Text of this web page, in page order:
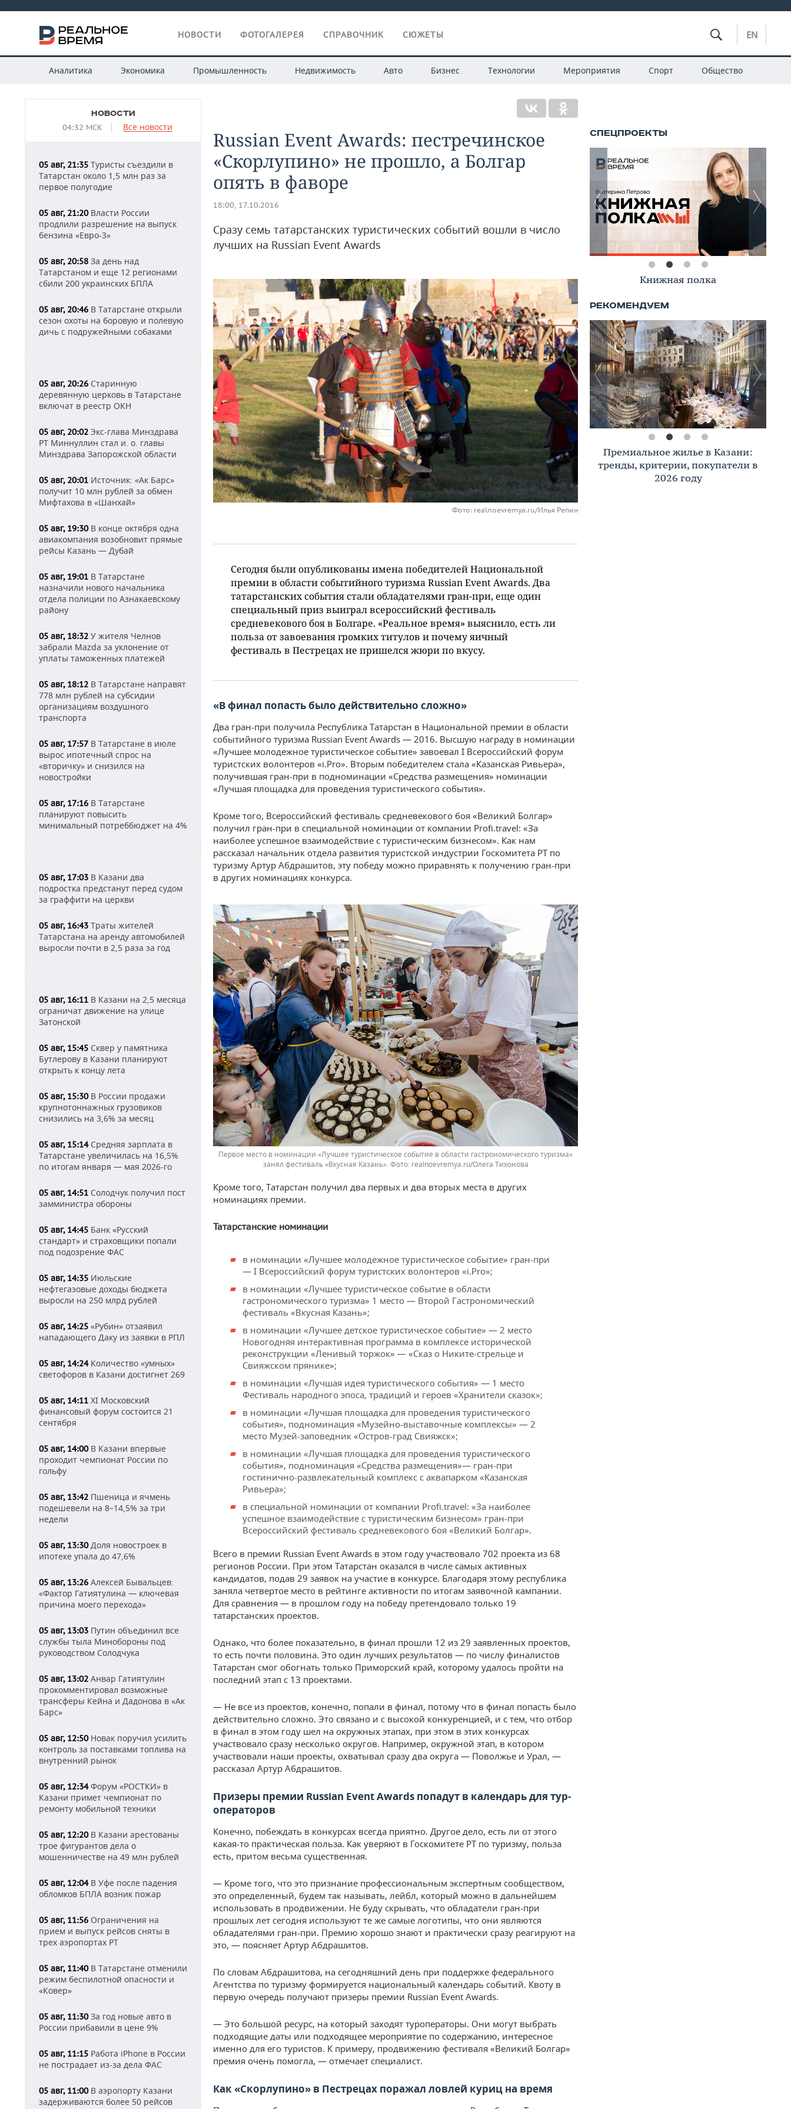
НОВОСТИ ФОТОГАЛЕРЕЯ СПРАВОЧНИК СЮЖЕТЫ EN
Аналитика Экономика Промышленность Недвижимость Авто Бизнес Технологии Мероприятия Спорт Общество
НОВОСТИ
04:32 МСК Все новости
05 авг, 21:35 Туристы съездили в
Татарстан около 1,5 млн раз за
первое полугодие
05 авг, 21:20Власти России
продлили разрешение на выпуск
бензина «Евро-3»
05 авг, 20:58 За день над
Татарстаном и еще 12 регионами
сбили 200 украинских БПЛА
05 авг, 20:46 В Татарстане открыли
сезон охоты на боровую и полевую
дичь с подружейными собаками
05 авг, 20:26 Старинную
деревянную церковь в Татарстане
включат в реестр ОКН
05 авг, 20:02 Экс-глава Минздрава
РТ Миннуллин стал и. о. главы
Минздрава Запорожской области
05 авг, 20:01 Источник: «Ак Барс»
получит 10 млн рублей за обмен
Мифтахова в «Шанхай»
05 авг, 19:30В конце октября одна
авиакомпания возобновит прямые
рейсы Казань — Дубай
05 авг, 19:01 В Татарстане
назначили нового начальника
отдела полиции по Азнакаевскому
району
05 авг, 18:32 У жителя Челнов
забрали Mazda за уклонение от
уплаты таможенных платежей
05 авг, 18:12 В Татарстане направят
778 млн рублей на субсидии
организациям воздушного
транспорта
05 авг, 17:57 В Татарстане в июле
вырос ипотечный спрос на
«вторичку» и снизился на
новостройки
05 авг, 17:16 В Татарстане
планируют повысить
минимальный потреббюджет на 4%
05 авг, 17:03 В Казани два
подростка предстанут перед судом
за граффити на церкви
05 авг, 16:43 Траты жителей
Татарстана на аренду автомобилей
выросли почти в 2,5 раза за год
05 авг, 16:11 В Казани на 2,5 месяца
ограничат движение на улице
Затонской
05 авг, 15:45 Сквер у памятника
Бутлерову в Казани планируют
открыть к концу лета
05 авг, 15:30В России продажи
крупнотоннажных грузовиков
снизились на 3,6% за месяц
05 авг, 15:14Средняя зарплата в
Татарстане увеличилась на 16,5%
по итогам января — мая 2026-го
05 авг, 14:51 Солодчук получил пост
замминистра обороны
05 авг, 14:45 Банк «Русский
стандарт» и страховщики попали
под подозрение ФАС
05 авг, 14:35 Июльские
нефтегазовые доходы бюджета
выросли на 250 млрд рублей
05 авг, 14:25 «Рубин» отзаявил
нападающего Даку из заявки в РПЛ
05 авг, 14:24Количество «умных»
светофоров в Казани достигнет 269
05 авг, 14:11 XI Московский
финансовый форум состоится 21
сентября
05 авг, 14:00В Казани впервые
проходит чемпионат России по
гольфу
05 авг, 13:42 Пшеница и ячмень
подешевели на 8–14,5% за три
недели
05 авг, 13:30Доля новостроек в
ипотеке упала до 47,6%
05 авг, 13:26 Алексей Бывальцев:
«Фактор Гатиятулина — ключевая
причина моего перехода»
05 авг, 13:03 Путин объединил все
службы тыла Минобороны под
руководством Солодчука
05 авг, 13:02 Анвар Гатиятулин
прокомментировал возможные
трансферы Кейна и Дадонова в «Ак
Барс»
05 авг, 12:50Новак поручил усилить
контроль за поставками топлива на
внутренний рынок
05 авг, 12:34Форум «РОСТКИ» в
Казани примет чемпионат по
ремонту мобильной техники
05 авг, 12:20В Казани арестованы
трое фигурантов дела о
мошенничестве на 49 млн рублей
05 авг, 12:04В Уфе после падения
обломков БПЛА возник пожар
05 авг, 11:56 Ограничения на
прием и выпуск рейсов сняты в
трех аэропортах РТ
05 авг, 11:40В Татарстане отменили
режим беспилотной опасности и
«Ковер»
05 авг, 11:30За год новые авто в
России прибавили в цене 9%
05 авг, 11:15 Работа iPhone в России
не пострадает из-за дела ФАС
05 авг, 11:00В аэропорту Казани
задерживаются более 50 рейсов
Russian Event Awards: пестречинское
«Скорлупино» не прошло, а Болгар
опять в фаворе
18:00, 17.10.2016
Сразу семь татарстанских туристических событий вошли в число
лучших на Russian Event Awards
Фото: realnoevremya.ru/Илья Репин
Сегодня были опубликованы имена победителей Национальной
премии в области событийного туризма Russian Event Awards. Два
татарстанских события стали обладателями гран-при, еще один
специальный приз выиграл всероссийский фестиваль
средневекового боя в Болгаре. «Реальное время» выяснило, есть ли
польза от завоевания громких титулов и почему яичный
фестиваль в Пестрецах не пришелся жюри по вкусу.
«В финал попасть было действительно сложно»
Два гран-при получила Республика Татарстан в Национальной премии в области
событийного туризма Russian Event Awards — 2016. Высшую награду в номинации
«Лучшее молодежное туристическое событие» завоевал I Всероссийский форум
туристских волонтеров «i.Pro». Вторым победителем стала «Казанская Ривьера»,
получившая гран-при в подноминации «Средства размещения» номинации
«Лучшая площадка для проведения туристического события».
Кроме того, Всероссийский фестиваль средневекового боя «Великий Болгар»
получил гран-при в специальной номинации от компании Profi.travel: «За
наиболее успешное взаимодействие с туристическим бизнесом». Как нам
рассказал начальник отдела развития туристской индустрии Госкомитета РТ по
туризму Артур Абдрашитов, эту победу можно приравнять к получению гран-при
в других номинациях конкурса.
Первое место в номинации «Лучшее туристическое событие в области гастрономического туризма»
занял фестиваль «Вкусная Казань».
realnoevremya.ru/Олега Тихонова
Кроме того, Татарстан получил два первых и два вторых места в других
номинациях премии.
Татарстанские номинации
в номинации «Лучшее молодежное туристическое событие» гран-при
— I Всероссийский форум туристских волонтеров «i.Pro»;
в номинации «Лучшее туристическое событие в области
гастрономического туризма» 1 место — Второй Гастрономический
фестиваль «Вкусная Казань»;
в номинации «Лучшее детское туристическое событие» — 2 место
Новогодняя интерактивная программа в комплексе исторической
реконструкции «Ленивый торжок» — «Сказ о Никите-стрельце и
Свияжском прянике»;
в номинации «Лучшая идея туристического события» — 1 место
Фестиваль народного эпоса, традиций и героев «Хранители сказок»;
в номинации «Лучшая площадка для проведения туристического
события», подноминация «Музейно-выставочные комплексы» — 2
место Музей-заповедник «Остров-град Свияжск»;
в номинации «Лучшая площадка для проведения туристического
события», подноминация «Средства размещения»— гран-при
гостинично-развлекательный комплекс с аквапарком «Казанская
Ривьера»;
в специальной номинации от компании Profi.travel: «За наиболее
успешное взаимодействие с туристическим бизнесом» гран-при
Всероссийский фестиваль средневекового боя «Великий Болгар».
Всего в премии Russian Event Awards в этом году участвовало 702 проекта из 68
регионов России. При этом Татарстан оказался в числе самых активных
кандидатов, подав 29 заявок на участие в конкурсе. Благодаря этому республика
заняла четвертое место в рейтинге активности по итогам заявочной кампании.
Для сравнения — в прошлом году на победу претендовало только 19
татарстанских проектов.
Однако, что более показательно, в финал прошли 12 из 29 заявленных проектов,
то есть почти половина. Это один лучших результатов — по числу финалистов
Татарстан смог обогнать только Приморский край, которому удалось пройти на
последний этап с 13 проектами.
— Не все из проектов, конечно, попали в финал, потому что в финал попасть было
действительно сложно. Это связано и с высокой конкуренцией, и с тем, что отбор
в финал в этом году шел на окружных этапах, при этом в этих конкурсах
участвовало сразу несколько округов. Например, окружной этап, в котором
участвовали наши проекты, охватывал сразу два округа — Поволжье и Урал, —
рассказал Артур Абдрашитов.
Призеры премии Russian Event Awards попадут в календарь для тур-
операторов
Конечно, побеждать в конкурсах всегда приятно. Другое дело, есть ли от этого
какая-то практическая польза. Как уверяют в Госкомитете РТ по туризму, польза
есть, притом весьма существенная.
— Кроме того, что это признание профессиональным экспертным сообществом,
это определенный, будем так называть, лейбл, который можно в дальнейшем
использовать в продвижении. Не буду скрывать, что обладатели гран-при
прошлых лет сегодня используют те же самые логотипы, что они являются
обладателями гран-при. Премию хорошо знают и практически сразу реагируют на
это, — поясняет Артур Абдрашитов.
По словам Абдрашитова, на сегодняшний день при поддержке федерального
Агентства по туризму формируется национальный календарь событий. Квоту в
первую очередь получают призеры премии Russian Event Awards.
— Это большой ресурс, на который заходят туроператоры. Они могут выбрать
подходящие даты или подходящее мероприятие по содержанию, интересное
именно для его туристов. К примеру, продвижению фестиваля «Великий Болгар»
премия очень помогла, — отмечает специалист.
Как «Скорлупино» в Пестрецах поражал ловлей куриц на время
Книжная полка
Премиальное жилье в Казани:
тренды, критерии, покупатели в
2026 году